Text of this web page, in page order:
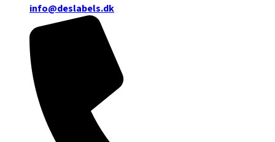
info@deslabels.dk